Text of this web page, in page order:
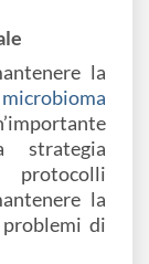
la
strategia
protocolli
la
di